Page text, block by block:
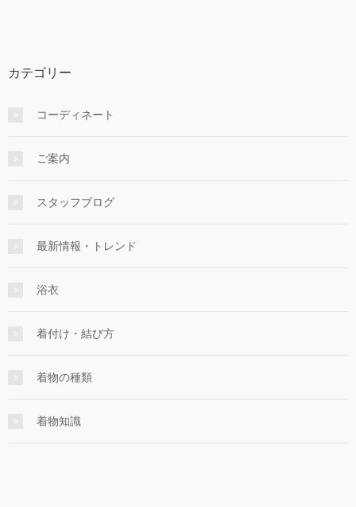
カテゴリー
コーディネート
ご案内
スタッフブログ
最新情報・トレンド
浴衣
着付け・結び方
着物の種類
着物知識